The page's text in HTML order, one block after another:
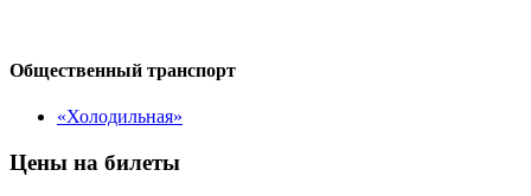
Общественный транспорт
«Холодильная»
Цены на билеты